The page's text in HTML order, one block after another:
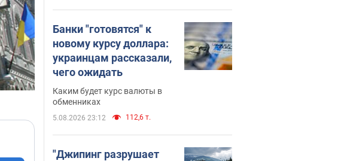
Банки "готовятся" к
новому курсу доллара:
украинцам рассказали,
чего ожидать
Каким будет курс валюты в
обменниках
5.08.2026 23:12 112,6 т.
"Джипинг разрушает